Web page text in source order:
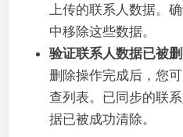
上传的联系人数据。
中移除这些数据。
验证联系人数据已被
删除操作完成后，您
查列表。已同步的联
据已被成功清除。